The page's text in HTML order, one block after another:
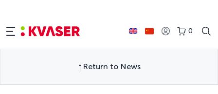
0
Return to News